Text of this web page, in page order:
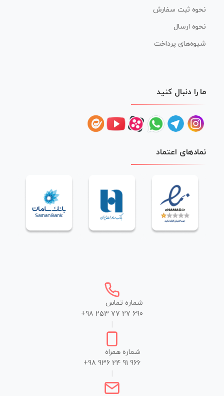
نحوه ثبت سفارش
نحوه ارسال
شیوه‌های پرداخت
ما را دنبال کنید
نمادهای اعتماد
شماره تماس
+98 253 77 27 690
شماره همراه
+98 936 24 91 966